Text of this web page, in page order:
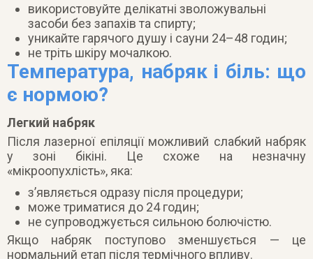
використовуйте делікатні зволожувальні
засоби без запахів та спирту;
уникайте гарячого душу і сауни 24–48 годин;
не тріть шкіру мочалкою.
Температура, набряк і біль: що
є нормою?
Легкий набряк
Після лазерної епіляції можливий слабкий набряк
у зоні бікіні. Це схоже на незначну
«мікроопухлість», яка:
з’являється одразу після процедури;
може триматися до 24 годин;
не супроводжується сильною болючістю.
Якщо набряк поступово зменшується — це
нормальний етап після термічного впливу.